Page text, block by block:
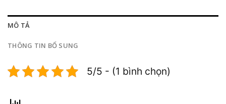
MÔ TẢ
THÔNG TIN BỔ SUNG
5/5 - (1 bình chọn)